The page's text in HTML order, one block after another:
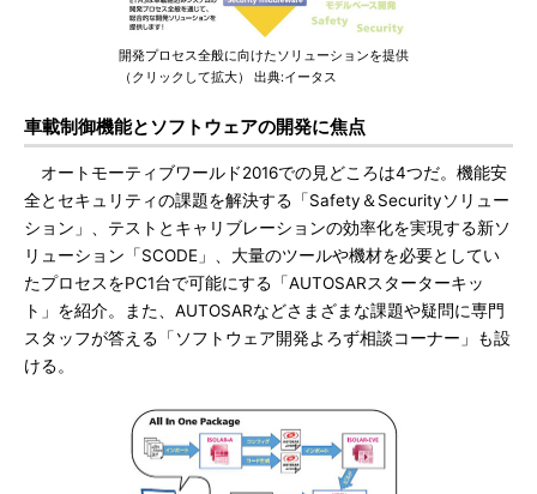
開発プロセス全般に向けたソリューションを提供
（クリックして拡大） 出典:イータス
車載制御機能とソフトウェアの開発に焦点
オートモーティブワールド2016での見どころは4つだ。機能安
全とセキュリティの課題を解決する「Safety＆Securityソリュー
ション」、テストとキャリブレーションの効率化を実現する新ソ
リューション「SCODE」、大量のツールや機材を必要としてい
たプロセスをPC1台で可能にする「AUTOSARスターターキッ
ト」を紹介。また、AUTOSARなどさまざまな課題や疑問に専門
スタッフが答える「ソフトウェア開発よろず相談コーナー」も設
ける。